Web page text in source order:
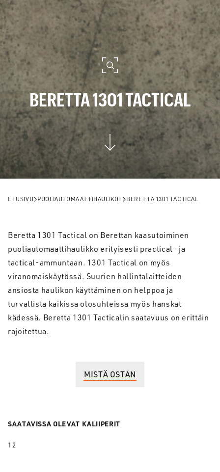
BERETTA 1301 TACTICAL
ETUSIVU PUOLIAUTOMAATTIHAULIKOT BERETTA 1301 TACTICAL
Beretta 1301 Tactical on Berettan kaasutoiminen
puoliautomaattihaulikko erityisesti practical- ja
tactical-ammuntaan. 1301 Tactical on myös
viranomaiskäytössä. Suurien hallintalaitteiden
ansiosta haulikon käyttäminen on helppoa ja
turvallista kaikissa olosuhteissa myös hanskat
kädessä. Beretta 1301 Tacticalin saatavuus on erittäin
rajoitettua.
MISTÄ OSTAN
SAATAVISSA OLEVAT KALIIPERIT
12